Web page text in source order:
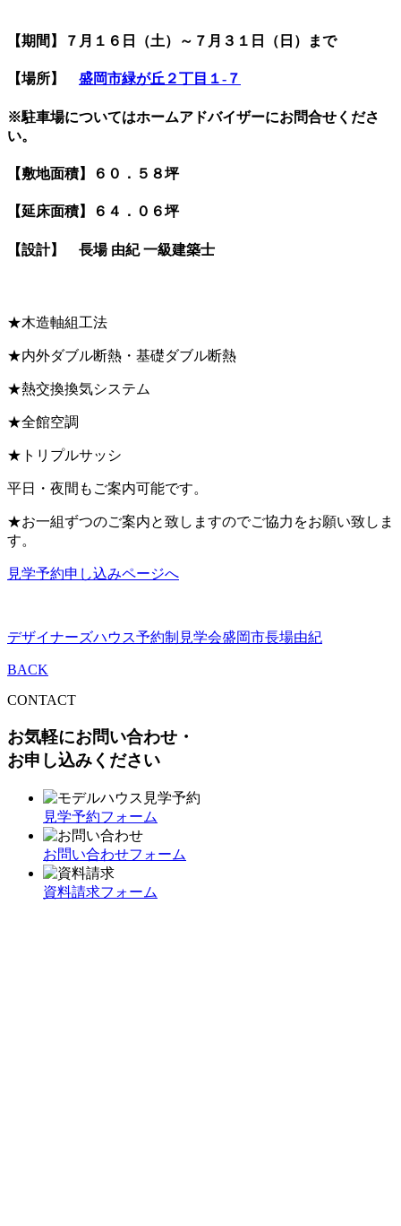
【期間】７月１６日（土）～７月３１日（日）まで
【場所】 盛岡市緑が丘２丁目１-７
※駐車場についてはホームアドバイザーにお問合せくださ
い。
【敷地面積】６０．５８坪
【延床面積】６４．０６坪
【設計】 長場 由紀 一級建築士
★木造軸組工法
★内外ダブル断熱・基礎ダブル断熱
★熱交換換気システム
★全館空調
★トリプルサッシ
平日・夜間もご案内可能です。
★お一組ずつのご案内と致しますのでご協力をお願い致しま
す。
見学予約申し込みページへ
デザイナーズハウス予約制見学会盛岡市長場由紀
BACK
CONTACT
お気軽にお問い合わせ・
お申し込みください
見学予約フォーム
お問い合わせフォーム
資料請求フォーム